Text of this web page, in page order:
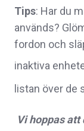
Tips: Har du
används?
fordon och
inaktiva
listan över de
Vi hoppas